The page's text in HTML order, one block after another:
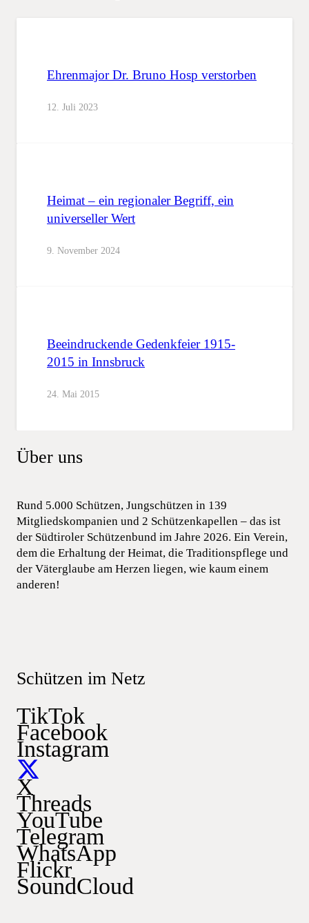
Ehrenmajor Dr. Bruno Hosp verstorben
12. Juli 2023
Heimat – ein regionaler Begriff, ein
universeller Wert
9. November 2024
Beeindruckende Gedenkfeier 1915-
2015 in Innsbruck
24. Mai 2015
Über uns
Rund 5.000 Schützen, Jungschützen in 139
Mitgliedskompanien und 2 Schützenkapellen – das ist
der Südtiroler Schützenbund im Jahre 2026. Ein Verein,
dem die Erhaltung der Heimat, die Traditionspflege und
der Väterglaube am Herzen liegen, wie kaum einem
anderen!
Schützen im Netz
TikTok
Facebook
Instagram
X
Threads
YouTube
Telegram
WhatsApp
Flickr
SoundCloud